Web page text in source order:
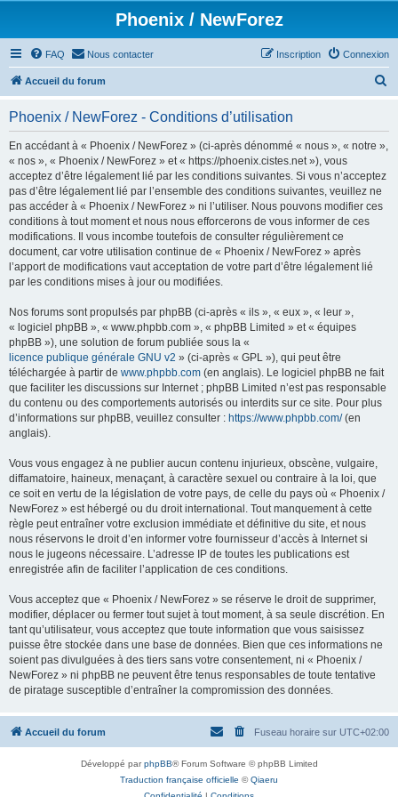
Phoenix / NewForez
FAQ Nous contacter Connexion
Inscription
Accueil du forum
Phoenix / NewForez - Conditions d’utilisation
En accédant à « Phoenix / NewForez » (ci-après dénommé « nous », « notre »,
« nos », « Phoenix / NewForez » et « https://phoenix.cistes.net »), vous
acceptez d’être légalement lié par les conditions suivantes. Si vous n’acceptez
pas d’être légalement lié par l’ensemble des conditions suivantes, veuillez ne
pas accéder à « Phoenix / NewForez » ni l’utiliser. Nous pouvons modifier ces
conditions à tout moment et nous nous efforcerons de vous informer de ces
modifications. Il vous incombe toutefois de consulter régulièrement ce
document, car votre utilisation continue de « Phoenix / NewForez » après
l’apport de modifications vaut acceptation de votre part d’être légalement lié
par les conditions mises à jour ou modifiées.
Nos forums sont propulsés par phpBB (ci-après « ils », « eux », « leur »,
« logiciel phpBB », « www.phpbb.com », « phpBB Limited » et « équipes
phpBB »), une solution de forum publiée sous la «
licence publique générale GNU v2 » (ci-après « GPL »), qui peut être
téléchargée à partir de www.phpbb.com (en anglais). Le logiciel phpBB ne fait
que faciliter les discussions sur Internet ; phpBB Limited n’est pas responsable
du contenu ou des comportements autorisés ou interdits sur ce site. Pour plus
d’informations sur phpBB, veuillez consulter : https://www.phpbb.com/(en
anglais).
Vous vous engagez à ne publier aucun contenu injurieux, obscène, vulgaire,
diffamatoire, haineux, menaçant, à caractère sexuel ou contraire à la loi, que
ce soit en vertu de la législation de votre pays, de celle du pays où « Phoenix /
NewForez » est hébergé ou du droit international. Tout manquement à cette
règle peut entraîner votre exclusion immédiate et définitive du site, et nous
nous réservons le droit d’en informer votre fournisseur d’accès à Internet si
nous le jugeons nécessaire. L’adresse IP de toutes les publications est
enregistrée afin de faciliter l’application de ces conditions.
Vous acceptez que « Phoenix / NewForez » se réserve le droit de supprimer,
modifier, déplacer ou fermer tout sujet à tout moment, à sa seule discrétion. En
tant qu’utilisateur, vous acceptez que toute information que vous saisissez
puisse être stockée dans une base de données. Bien que ces informations ne
soient pas divulguées à des tiers sans votre consentement, ni « Phoenix /
NewForez » ni phpBB ne peuvent être tenus responsables de toute tentative
de piratage susceptible d’entraîner la compromission des données.
Accueil du forum Fuseau horaire sur UTC+02:00
Développé parphpBB® Forum Software © phpBB Limited
Traduction française officielle ©Qiaeru